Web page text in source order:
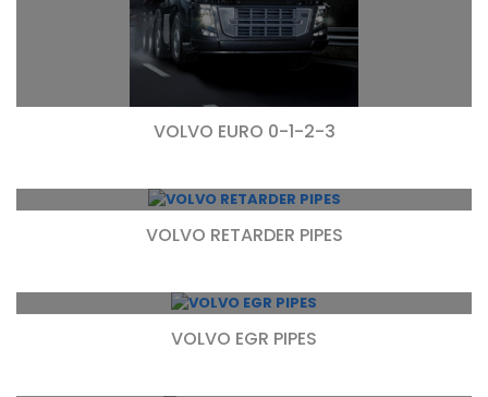
VOLVO EURO 0-1-2-3
VOLVO RETARDER PIPES
VOLVO EGR PIPES